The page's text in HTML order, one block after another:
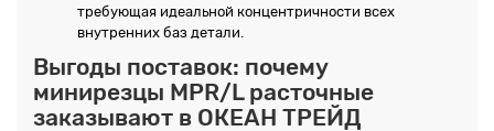
требующая идеальной концентричности всех
внутренних баз детали.
Выгоды поставок: почему
минирезцы MPR/L расточные
заказывают в ОКЕАН ТРЕЙД